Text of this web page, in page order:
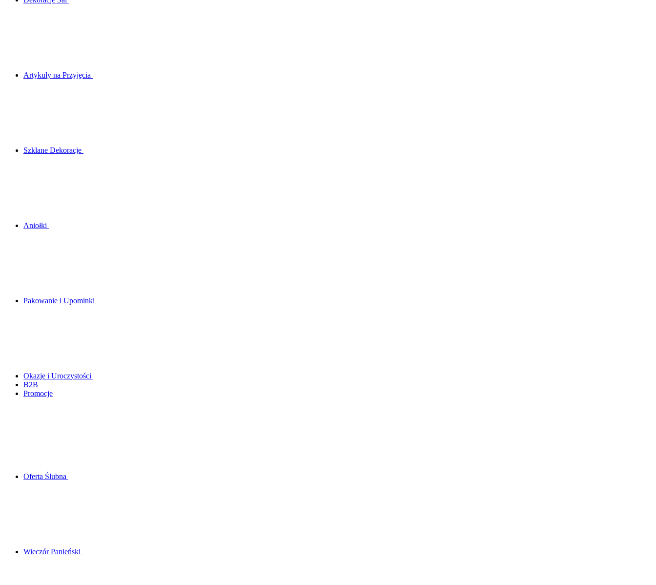
Artykuły na Przyjęcia
Szklane Dekoracje
Aniołki
Pakowanie i Upominki
Okazje i Uroczystości
B2B
Promocje
Oferta Ślubna
Wieczór Panieński